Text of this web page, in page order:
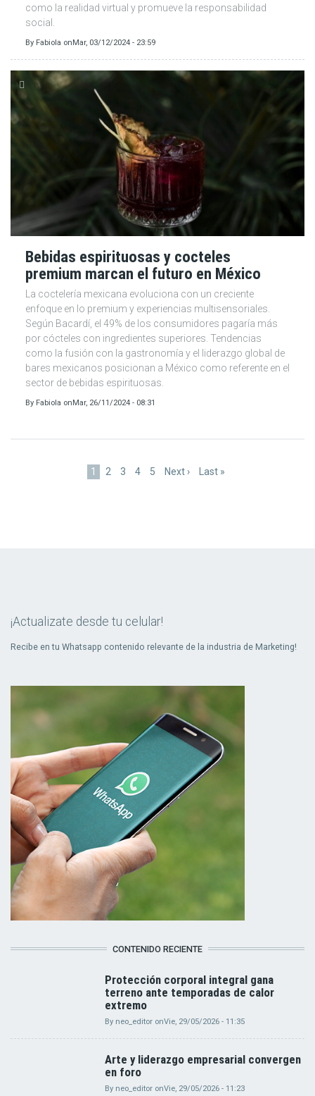
como la realidad virtual y promueve la responsabilidad
social.
By Fabiola on Mar, 03/12/2024 - 23:59
Bebidas espirituosas y cocteles
premium marcan el futuro en México
La coctelería mexicana evoluciona con un creciente
enfoque en lo premium y experiencias multisensoriales.
Según Bacardí, el 49% de los consumidores pagaría más
por cócteles con ingredientes superiores. Tendencias
como la fusión con la gastronomía y el liderazgo global de
bares mexicanos posicionan a México como referente en el
sector de bebidas espirituosas.
By Fabiola onMar, 26/11/2024 - 08:31
Página
1 Page
2 Page
3 Page
4 Page
5
Siguiente
Next ›
Última
Last »
¡Actualizate desde tu celular!
Recibe en tu Whatsapp contenido relevante de la industria de Marketing!
CONTENIDO RECIENTE
Protección corporal integral gana
terreno ante temporadas de calor
extremo
By neo_editor onVie, 29/05/2026 - 11:35
Arte y liderazgo empresarial convergen
en foro
By neo_editor onVie, 29/05/2026 - 11:23